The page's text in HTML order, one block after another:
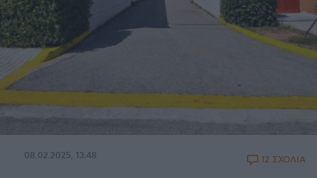
08.02.2025, 13:48 12 ΣΧΟΛΙΑ